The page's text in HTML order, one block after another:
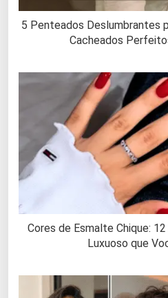
5 Penteados Deslumbrantes
Cacheados
Cores de Esmalte Chique:
Luxuoso que